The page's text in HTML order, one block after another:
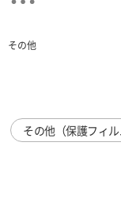
その他
その他（保護フィル